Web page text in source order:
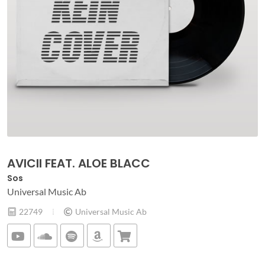
AVICII FEAT. ALOE BLACC
Sos
Universal Music Ab
22749 Universal Music Ab